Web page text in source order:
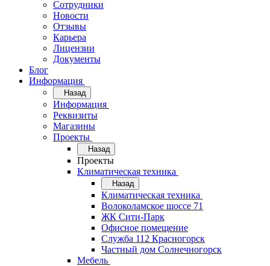
Сотрудники
Новости
Отзывы
Карьера
Лицензии
Документы
Блог
Информация
Назад
Информация
Реквизиты
Магазины
Проекты
Назад
Проекты
Климатическая техника
Назад
Климатическая техника
Волоколамское шоссе 71
ЖК Сити-Парк
Офисное помещение
Служба 112 Красногорск
Частный дом Солнечногорск
Мебель